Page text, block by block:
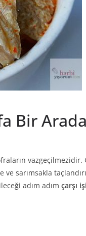
Bir
sarımsakla
adım adım çarşı